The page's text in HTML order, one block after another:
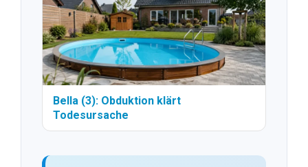
Bella (3): Obduktion klärt
Todesursache